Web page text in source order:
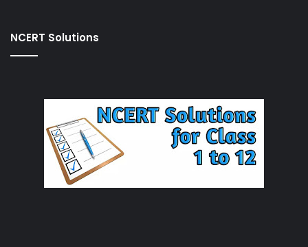
NCERT Solutions